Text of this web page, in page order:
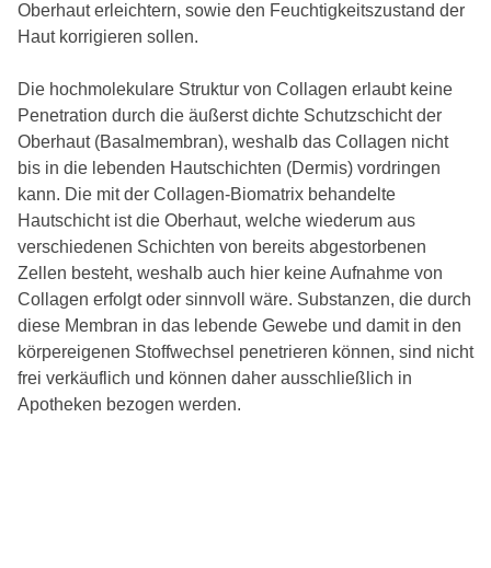
Oberhaut erleichtern, sowie den Feuchtigkeitszustand der
Haut korrigieren sollen.
Die hochmolekulare Struktur von Collagen erlaubt keine
Penetration durch die äußerst dichte Schutzschicht der
Oberhaut (Basalmembran), weshalb das Collagen nicht
bis in die lebenden Hautschichten (Dermis) vordringen
kann. Die mit der Collagen-Biomatrix behandelte
Hautschicht ist die Oberhaut, welche wiederum aus
verschiedenen Schichten von bereits abgestorbenen
Zellen besteht, weshalb auch hier keine Aufnahme von
Collagen erfolgt oder sinnvoll wäre. Substanzen, die durch
diese Membran in das lebende Gewebe und damit in den
körpereigenen Stoffwechsel penetrieren können, sind nicht
frei verkäuflich und können daher ausschließlich in
Apotheken bezogen werden.